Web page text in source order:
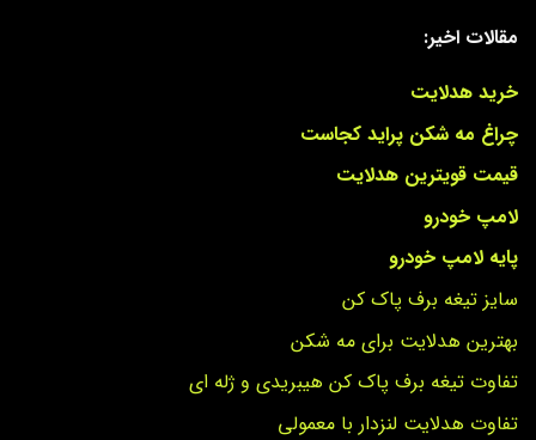
مقالات اخیر:
خرید هدلایت
چراغ مه شکن پراید کجاست
قیمت قویترین هدلایت
لامپ خودرو
پایه لامپ خودرو
سایز تیغه برف پاک کن
بهترین هدلایت برای مه شکن
تفاوت تیغه برف پاک کن هیبریدی و ژله ای
تفاوت هدلایت لنزدار با معمولی